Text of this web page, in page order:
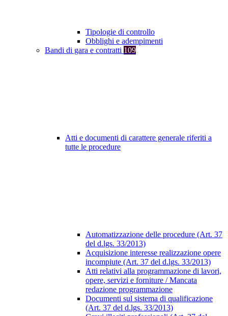
Tipologie di controllo
Obblighi e adempimenti
Bandi di gara e contratti 109
Atti e documenti di carattere generale riferiti a
tutte le procedure
Automatizzazione delle procedure (Art. 37
del d.lgs. 33/2013)
Acquisizione interesse realizzazione opere
incompiute (Art. 37 del d.lgs. 33/2013)
Atti relativi alla programmazione di lavori,
opere, servizi e forniture / Mancata
redazione programmazione
Documenti sul sistema di qualificazione
(Art. 37 del d.lgs. 33/2013)